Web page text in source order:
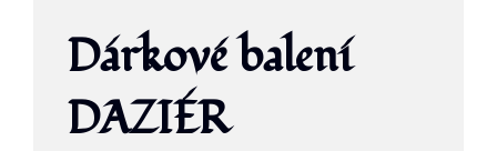
Dárkové balení
DAZIÉR